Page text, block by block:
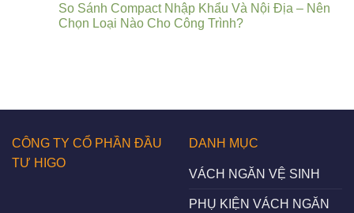
So Sánh Compact Nhập Khẩu Và Nội Địa – Nên
Chọn Loại Nào Cho Công Trình?
CÔNG TY CỔ PHẦN ĐẦU
TƯ HIGO
DANH MỤC
VÁCH NGĂN VỆ SINH
PHỤ KIỆN VÁCH NGĂN